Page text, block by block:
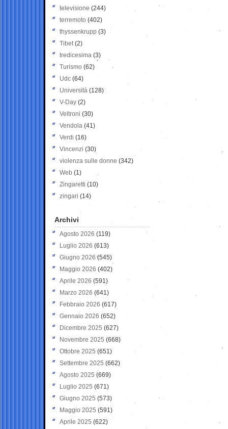
televisione(244)
terremoto (402)
thyssenkrupp (3)
Tibet(2)
tredicesima (3)
Turismo (62)
Udc (64)
Università (128)
V-Day (2)
Veltroni (30)
Vendola (41)
Verdi (16)
Vincenzi (30)
violenza sulle donne (342)
Web (1)
Zingaretti (10)
zingari (14)
Archivi
Agosto 2026 (119)
Luglio 2026 (613)
Giugno 2026 (545)
Maggio 2026 (402)
Aprile 2026 (591)
Marzo 2026 (641)
Febbraio 2026 (617)
Gennaio 2026 (652)
Dicembre 2025 (627)
Novembre 2025 (668)
Ottobre 2025 (651)
Settembre 2025 (662)
Agosto 2025 (669)
Luglio 2025 (671)
Giugno 2025 (573)
Maggio 2025 (591)
Aprile 2025 (622)